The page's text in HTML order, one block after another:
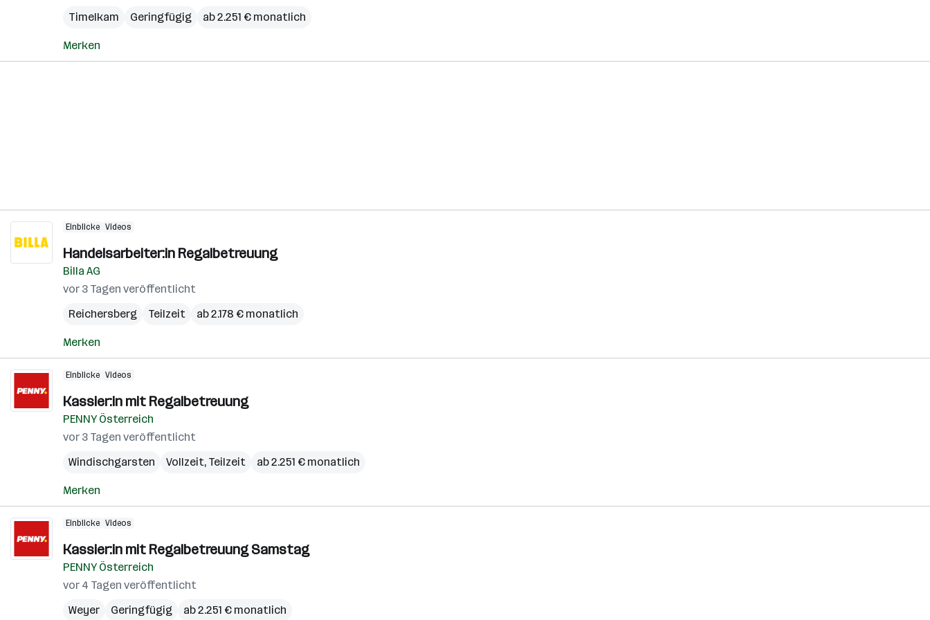
Timelkam Geringfügig ab 2.251 € monatlich
Merken
Einblicke Videos
Handelsarbeiter:in Regalbetreuung
Billa AG
vor 3 Tagen veröffentlicht
Reichersberg
Teilzeit ab 2.178 € monatlich
Merken
Einblicke Videos
Kassier:in mit Regalbetreuung
PENNY Österreich
vor 3 Tagen veröffentlicht
Windischgarsten
Vollzeit, Teilzeit ab 2.251 € monatlich
Merken
Einblicke Videos
Kassier:in mit Regalbetreuung Samstag
PENNY Österreich
vor 4 Tagen veröffentlicht
Weyer
Geringfügig ab 2.251 € monatlich